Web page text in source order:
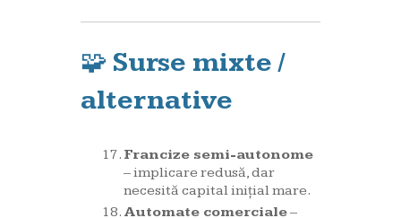
🧩 Surse mixte /
alternative
Francize semi-autonome
– implicare redusă, dar
necesită capital inițial mare.
Automate comerciale–